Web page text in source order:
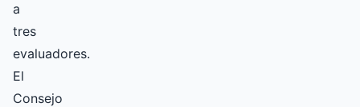
a
tres
evaluadores.
El
Consejo